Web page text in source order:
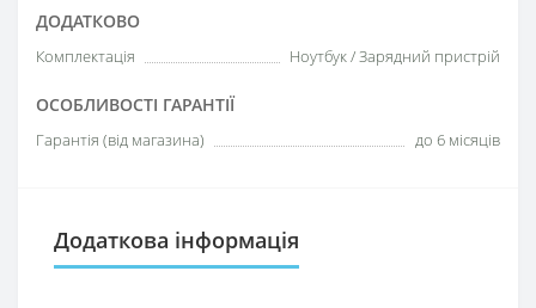
ДОДАТКОВО
Комплектація Ноутбук / Зарядний пристрій
ОСОБЛИВОСТІ ГАРАНТІЇ
Гарантія (від магазина) до 6 місяців
Додаткова інформація